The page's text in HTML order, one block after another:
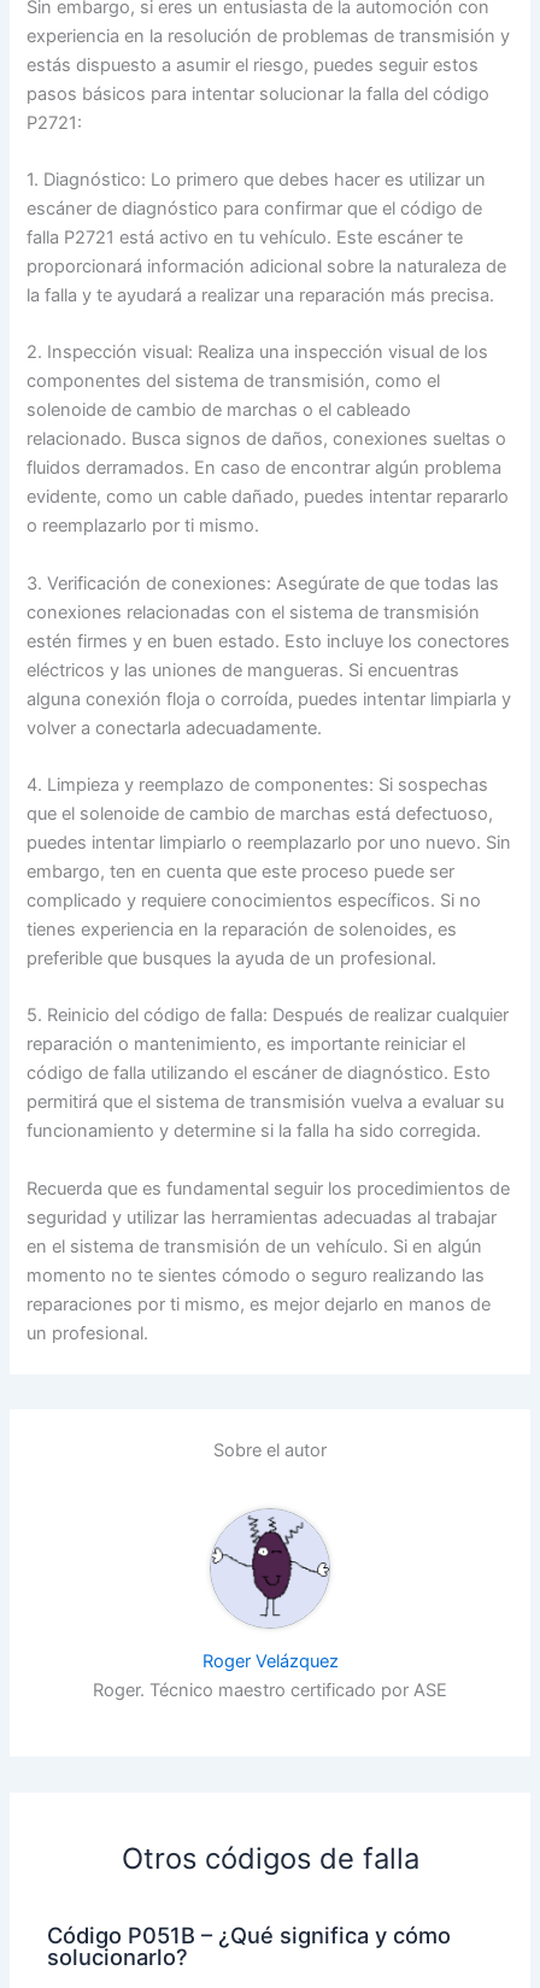
Sin embargo, si eres un entusiasta de la automoción con
experiencia en la resolución de problemas de transmisión y
estás dispuesto a asumir el riesgo, puedes seguir estos
pasos básicos para intentar solucionar la falla del código
P2721:
1. Diagnóstico: Lo primero que debes hacer es utilizar un
escáner de diagnóstico para confirmar que el código de
falla P2721 está activo en tu vehículo. Este escáner te
proporcionará información adicional sobre la naturaleza de
la falla y te ayudará a realizar una reparación más precisa.
2. Inspección visual: Realiza una inspección visual de los
componentes del sistema de transmisión, como el
solenoide de cambio de marchas o el cableado
relacionado. Busca signos de daños, conexiones sueltas o
fluidos derramados. En caso de encontrar algún problema
evidente, como un cable dañado, puedes intentar repararlo
o reemplazarlo por ti mismo.
3. Verificación de conexiones: Asegúrate de que todas las
conexiones relacionadas con el sistema de transmisión
estén firmes y en buen estado. Esto incluye los conectores
eléctricos y las uniones de mangueras. Si encuentras
alguna conexión floja o corroída, puedes intentar limpiarla y
volver a conectarla adecuadamente.
4. Limpieza y reemplazo de componentes: Si sospechas
que el solenoide de cambio de marchas está defectuoso,
puedes intentar limpiarlo o reemplazarlo por uno nuevo. Sin
embargo, ten en cuenta que este proceso puede ser
complicado y requiere conocimientos específicos. Si no
tienes experiencia en la reparación de solenoides, es
preferible que busques la ayuda de un profesional.
5. Reinicio del código de falla: Después de realizar cualquier
reparación o mantenimiento, es importante reiniciar el
código de falla utilizando el escáner de diagnóstico. Esto
permitirá que el sistema de transmisión vuelva a evaluar su
funcionamiento y determine si la falla ha sido corregida.
Recuerda que es fundamental seguir los procedimientos de
seguridad y utilizar las herramientas adecuadas al trabajar
en el sistema de transmisión de un vehículo. Si en algún
momento no te sientes cómodo o seguro realizando las
reparaciones por ti mismo, es mejor dejarlo en manos de
un profesional.
Sobre el autor
Roger Velázquez
Roger. Técnico maestro certificado por ASE
Otros códigos de falla
Código P051B – ¿Qué significa y cómo
solucionarlo?